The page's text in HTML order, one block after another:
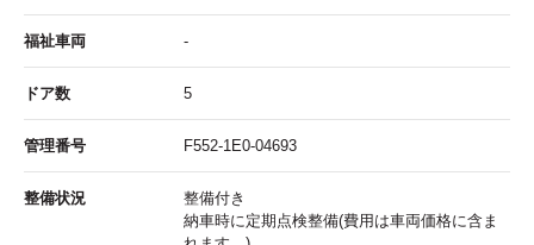
福祉車両 -
ドア数 5
管理番号 F552-1E0-04693
整備状況
整備付き
納車時に定期点検整備(費用は車両価格に含ま